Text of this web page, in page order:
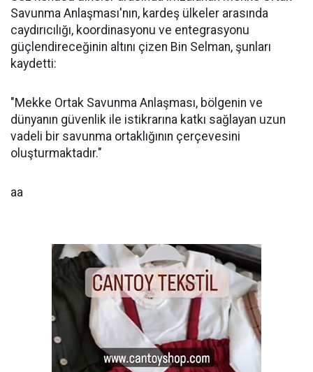
Savunma Anlaşması'nın, kardeş ülkeler arasında
caydırıcılığı, koordinasyonu ve entegrasyonu
güçlendireceğinin altını çizen Bin Selman, şunları
kaydetti:
"Mekke Ortak Savunma Anlaşması, bölgenin ve
dünyanın güvenlik ile istikrarına katkı sağlayan uzun
vadeli bir savunma ortaklığının çerçevesini
oluşturmaktadır."
aa